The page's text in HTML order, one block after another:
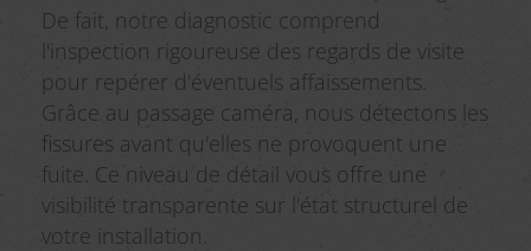
De fait, notre diagnostic comprend
l'inspection rigoureuse des regards de visite
pour repérer d'éventuels affaissements.
Grâce au passage caméra, nous détectons les
fissures avant qu'elles ne provoquent une
fuite. Ce niveau de détail vous offre une
visibilité transparente sur l'état structurel de
votre installation.